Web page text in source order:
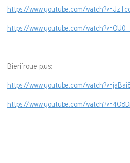
https://www.youtube.com/
https://www.youtube.com/
Bierifroue plus:
https://www.youtube.com/
https://www.youtube.com/